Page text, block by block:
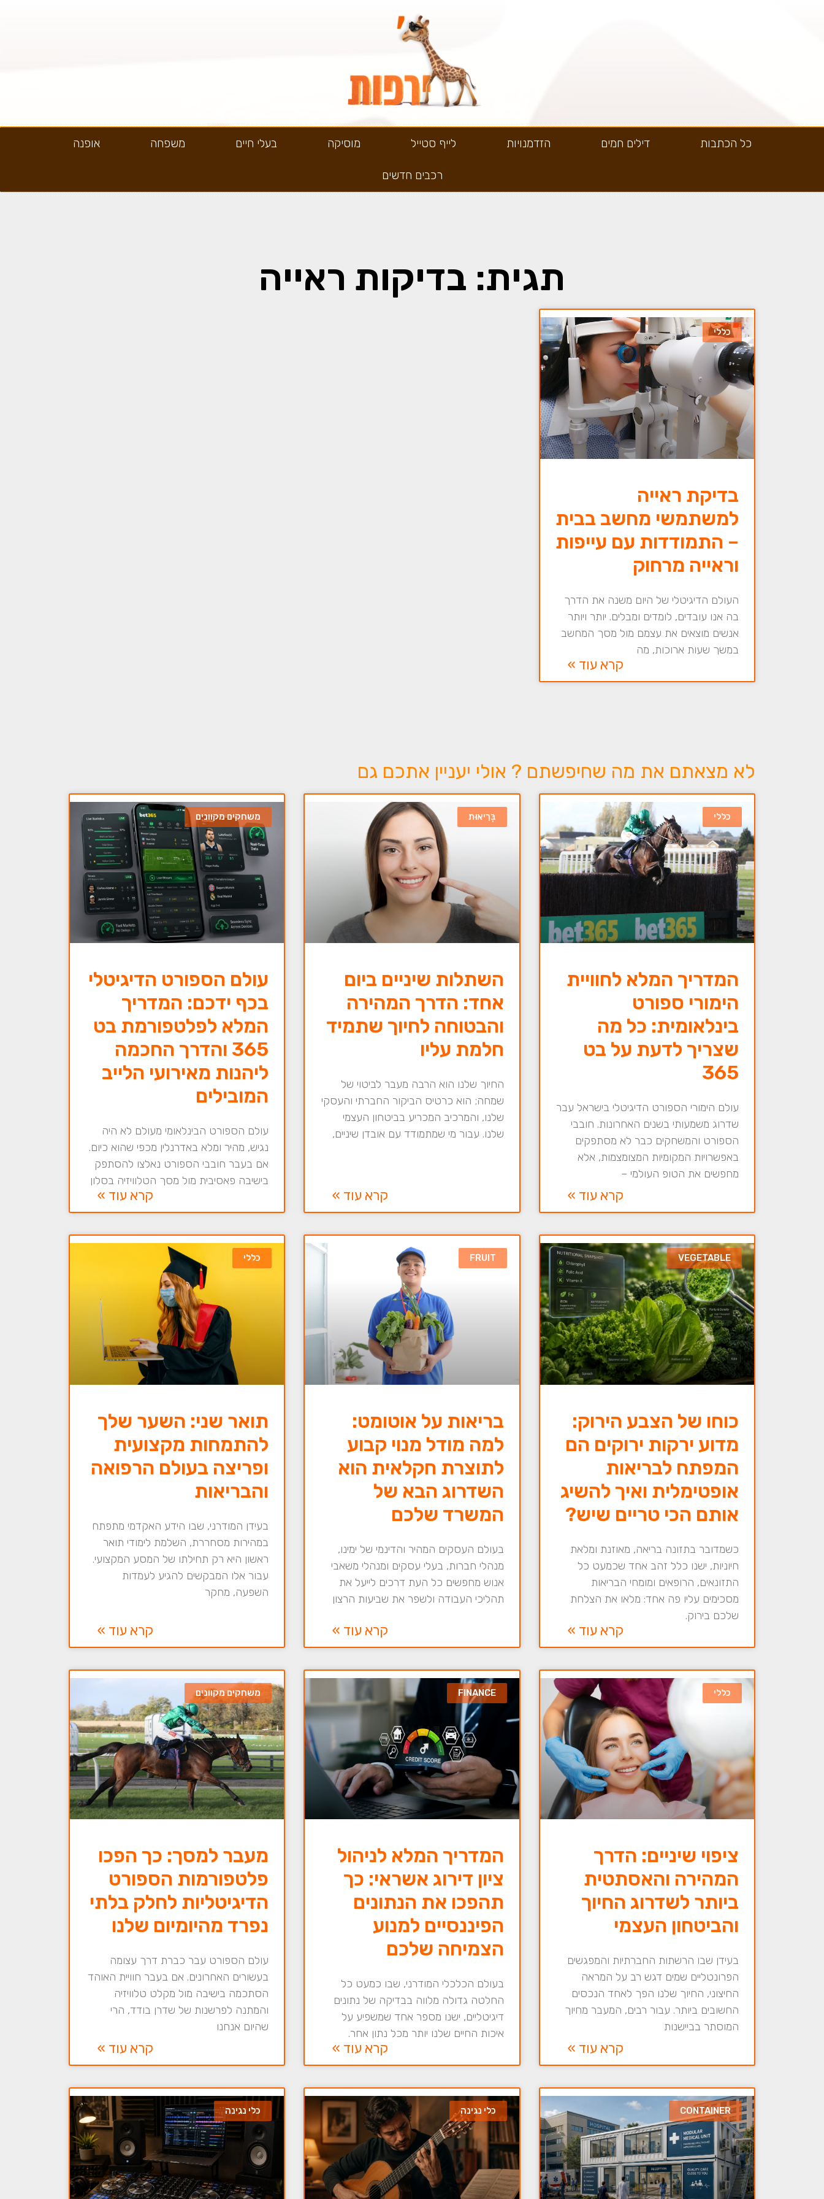
כל הכתבות דילים חמים הזדמנויות לייף סטייל מוסיקה בעלי חיים משפחה אופנה
רכבים חדשים
תגית: בדיקות ראייה
כללי
בדיקת ראייה
למשתמשי מחשב בבית
– התמודדות עם עייפות
וראייה מרחוק
העולם הדיגיטלי של היום משנה את הדרך
בה אנו עובדים, לומדים ומבלים. יותר ויותר
אנשים מוצאים את עצמם מול מסך המחשב
במשך שעות ארוכות, מה
קרא עוד »
לא מצאתם את מה שחיפשתם ? אולי יעניין אתכם גם
כללי
המדריך המלא לחוויית
הימורי ספורט
בינלאומית: כל מה
שצריך לדעת על בט
365
עולם הימורי הספורט הדיגיטלי בישראל עבר
שדרוג משמעותי בשנים האחרונות. חובבי
הספורט והמשחקים כבר לא מסתפקים
באפשרויות המקומיות המצומצמות, אלא
מחפשים את הטופ העולמי –
קרא עוד »
בְּרִיאוּת
השתלות שיניים ביום
אחד: הדרך המהירה
והבטוחה לחיוך שתמיד
חלמת עליו
החיוך שלנו הוא הרבה מעבר לביטוי של
שמחה; הוא כרטיס הביקור החברתי והעסקי
שלנו, והמרכיב המכריע בביטחון העצמי
שלנו. עבור מי שמתמודד עם אובדן שיניים,
קרא עוד »
משחקים מקוונים
עולם הספורט הדיגיטלי
בכף ידכם: המדריך
המלא לפלטפורמת בט
365 והדרך החכמה
ליהנות מאירועי הלייב
המובילים
עולם הספורט הבינלאומי מעולם לא היה
נגיש, מהיר ומלא באדרנלין מכפי שהוא כיום.
אם בעבר חובבי הספורט נאלצו להסתפק
בישיבה פאסיבית מול מסך הטלוויזיה בסלון
קרא עוד »
VEGETABLE
כוחו של הצבע הירוק:
מדוע ירקות ירוקים הם
המפתח לבריאות
אופטימלית ואיך להשיג
אותם הכי טריים שיש?
כשמדובר בתזונה בריאה, מאוזנת ומלאת
חיוניות, ישנו כלל זהב אחד שכמעט כל
התזונאים, הרופאים ומומחי הבריאות
מסכימים עליו פה אחד: מלאו את הצלחת
שלכם בירוק.
קרא עוד »
FRUIT
בריאות על אוטומט:
למה מודל מנוי קבוע
לתוצרת חקלאית הוא
השדרוג הבא של
המשרד שלכם
בעולם העסקים המהיר והדינמי של ימינו,
מנהלי חברות, בעלי עסקים ומנהלי משאבי
אנוש מחפשים כל העת דרכים לייעל את
תהליכי העבודה ולשפר את שביעות הרצון
קרא עוד »
כללי
תואר שני: השער שלך
להתמחות מקצועית
ופריצה בעולם הרפואה
והבריאות
בעידן המודרני, שבו הידע האקדמי מתפתח
במהירות מסחררת, השלמת לימודי תואר
ראשון היא רק תחילתו של המסע המקצועי.
עבור אלו המבקשים להגיע לעמדות
השפעה, מחקר
קרא עוד »
כללי
ציפוי שיניים: הדרך
המהירה והאסתטית
ביותר לשדרוג החיוך
והביטחון העצמי
בעידן שבו הרשתות החברתיות והמפגשים
הפרונטליים שמים דגש רב על המראה
החיצוני, החיוך שלנו הפך לאחד הנכסים
החשובים ביותר. עבור רבים, המעבר מחיוך
המוסתר בביישנות
קרא עוד »
FINANCE
המדריך המלא לניהול
ציון דירוג אשראי: כך
תהפכו את הנתונים
הפיננסיים למנוע
הצמיחה שלכם
בעולם הכלכלי המודרני, שבו כמעט כל
החלטה גדולה מלווה בבדיקה של נתונים
דיגיטליים, ישנו מספר אחד שמשפיע על
איכות החיים שלנו יותר מכל נתון אחר.
קרא עוד »
משחקים מקוונים
מעבר למסך: כך הפכו
פלטפורמות הספורט
הדיגיטליות לחלק בלתי
נפרד מהיומיום שלנו
עולם הספורט עבר כברת דרך עצומה
בעשורים האחרונים. אם בעבר חוויית האוהד
הסתכמה בישיבה מול מקלט טלוויזיה
והמתנה לפרשנות של שדרן בודד, הרי
שהיום אנחנו
קרא עוד »
CONTAINER כלי נגינה כלי נגינה